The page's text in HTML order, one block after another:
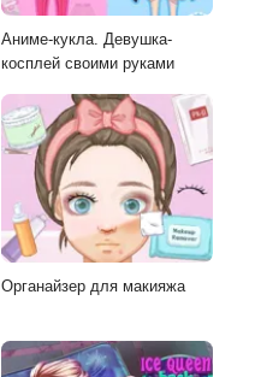
Аниме-кукла. Девушка-
косплей своими руками
Органайзер для макияжа